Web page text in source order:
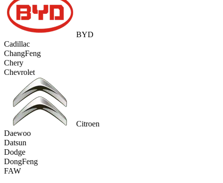
BYD
Cadillac
ChangFeng
Chery
Chevrolet
Citroen
Daewoo
Datsun
Dodge
DongFeng
FAW